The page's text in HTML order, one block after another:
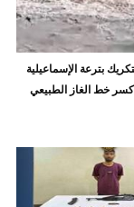
بترعة الإسماعيلية
خط الغاز الطبيعي